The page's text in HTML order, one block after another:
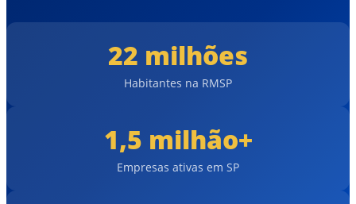
22 milhões
Habitantes na RMSP
1,5 milhão+
Empresas ativas em SP